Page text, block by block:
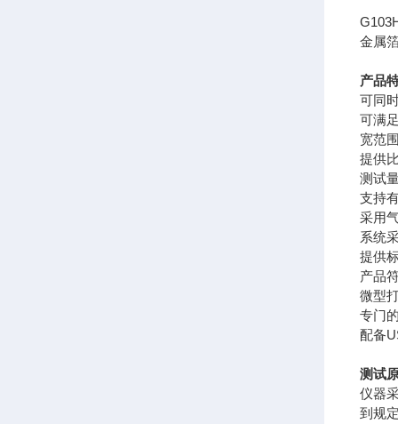
金属
产品
可同
可满
宽范
提供
测试
支持
采用
系统
提供
产品
微型
专门
配备
测试
仪器
到规